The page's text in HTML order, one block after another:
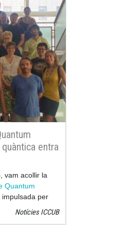
entra
vam acollir la
Quantum
impulsada per
de la
Notícies ICCUB